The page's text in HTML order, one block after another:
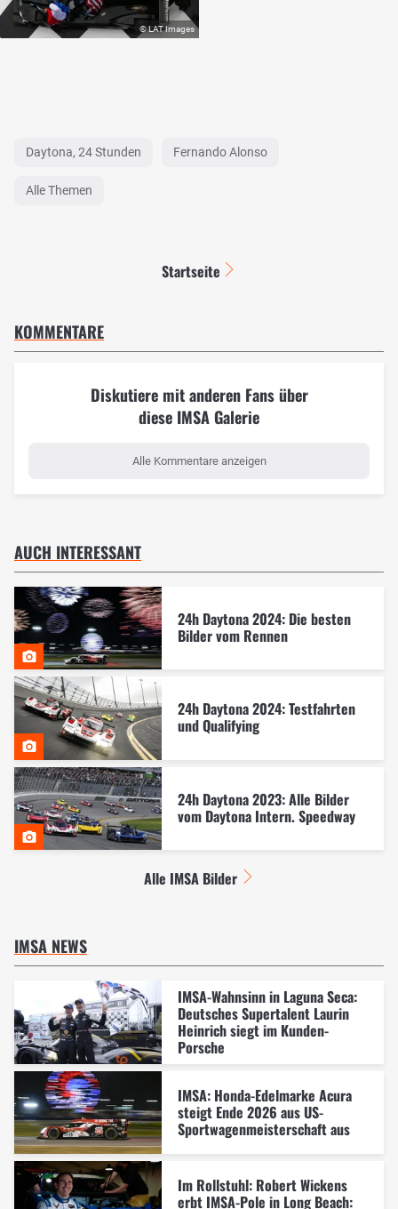
Daytona, 24 Stunden Fernando Alonso
Alle Themen
Startseite
KOMMENTARE
Diskutiere mit anderen Fans über
diese IMSA Galerie
Alle Kommentare anzeigen
AUCH INTERESSANT
24h Daytona 2024: Die besten
Bilder vom Rennen
24h Daytona 2024: Testfahrten
und Qualifying
24h Daytona 2023: Alle Bilder
vom Daytona Intern. Speedway
Alle IMSA Bilder
IMSA NEWS
IMSA-Wahnsinn in Laguna Seca:
Deutsches Supertalent Laurin
Heinrich siegt im Kunden-
Porsche
IMSA: Honda-Edelmarke Acura
steigt Ende 2026 aus US-
Sportwagenmeisterschaft aus
Im Rollstuhl: Robert Wickens
erbt IMSA-Pole in Long Beach: